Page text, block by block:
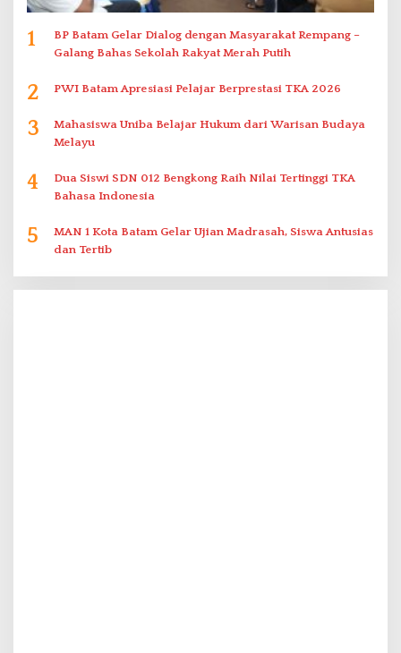
1
BP Batam Gelar Dialog dengan Masyarakat Rempang –
Galang Bahas Sekolah Rakyat Merah Putih
2 PWI Batam Apresiasi Pelajar Berprestasi TKA 2026
3
Mahasiswa Uniba Belajar Hukum dari Warisan Budaya
Melayu
4
Dua Siswi SDN 012 Bengkong Raih Nilai Tertinggi TKA
Bahasa Indonesia
5
MAN 1 Kota Batam Gelar Ujian Madrasah, Siswa Antusias
dan Tertib